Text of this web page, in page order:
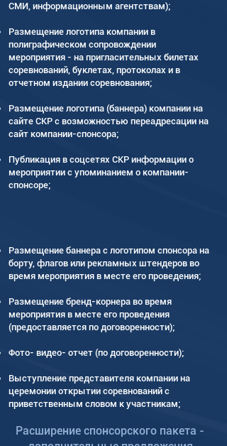
СМИ, информационным агентствам);
Размещение логотипа компании в
полиграфическом сопровождении
мероприятия - на пригласительных билетах
соревнований, буклетах, протоколах и в
отчетном издании соревнования;
Размещение логотипа (баннера) компании на
сайте СКР с возможностью переадресации на
сайт компании-спонсора;
Публикация в соцсетях СКР информации о
мероприятии с упоминанием о компании-
спонсоре;
Размещение баннера с логотипом спонсора на
борту, флагов или рекламных штендеров во
время мероприятия в месте его проведения;
​Размещение бренд-корнера во время
мероприятия в месте его проведения
(предоставляется по договоренности);
Фото- видео- отчет (по договоренности);
Выступление представителя компании на
церемонии открытии соревнований с
приветственным словом к участникам;
Расширение спонсорского пакета -